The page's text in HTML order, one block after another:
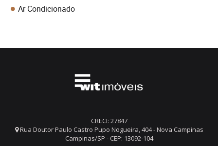
Ar Condicionado
CRECI: 27847
Rua Doutor Paulo Castro Pupo Nogueira, 404 - Nova Campinas
Campinas/SP - CEP: 13092-104